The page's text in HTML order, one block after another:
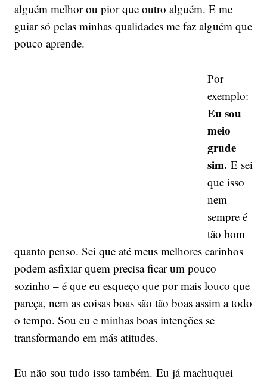
alguém melhor ou pior que outro alguém. E me
guiar só pelas minhas qualidades me faz alguém que
pouco aprende.
Por
exemplo:
Eu sou
meio
grude
sim. E sei
que isso
nem
sempre é
tão bom
quanto penso. Sei que até meus melhores carinhos
podem asfixiar quem precisa ficar um pouco
sozinho – é que eu esqueço que por mais louco que
pareça, nem as coisas boas são tão boas assim a todo
o tempo. Sou eu e minhas boas intenções se
transformando em más atitudes.
Eu não sou tudo isso também. Eu já machuquei